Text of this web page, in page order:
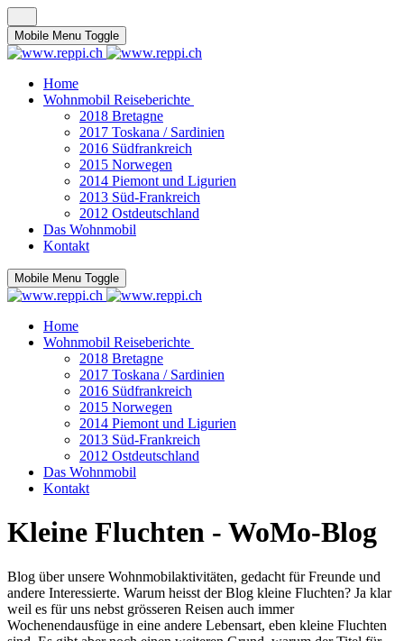
Mobile Menu Toggle
Home
Wohnmobil Reiseberichte
2018 Bretagne
2017 Toskana / Sardinien
2016 Südfrankreich
2015 Norwegen
2014 Piemont und Ligurien
2013 Süd-Frankreich
2012 Ostdeutschland
Das Wohnmobil
Kontakt
Mobile Menu Toggle
Home
Wohnmobil Reiseberichte
2018 Bretagne
2017 Toskana / Sardinien
2016 Südfrankreich
2015 Norwegen
2014 Piemont und Ligurien
2013 Süd-Frankreich
2012 Ostdeutschland
Das Wohnmobil
Kontakt
Kleine Fluchten - WoMo-Blog
Blog über unsere Wohnmobilaktivitäten, gedacht für Freunde und
andere Interessierte. Warum heisst der Blog kleine Fluchten? Ja klar
weil es für uns nebst grösseren Reisen auch immer
Wochenendausfüge in eine andere Lebensart, eben kleine Fluchten